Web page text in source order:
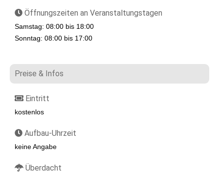
Öffnungszeiten an Veranstaltungstagen
Samstag: 08:00 bis 18:00
Sonntag: 08:00 bis 17:00
Preise & Infos
Eintritt
kostenlos
Aufbau-Uhrzeit
keine Angabe
Überdacht